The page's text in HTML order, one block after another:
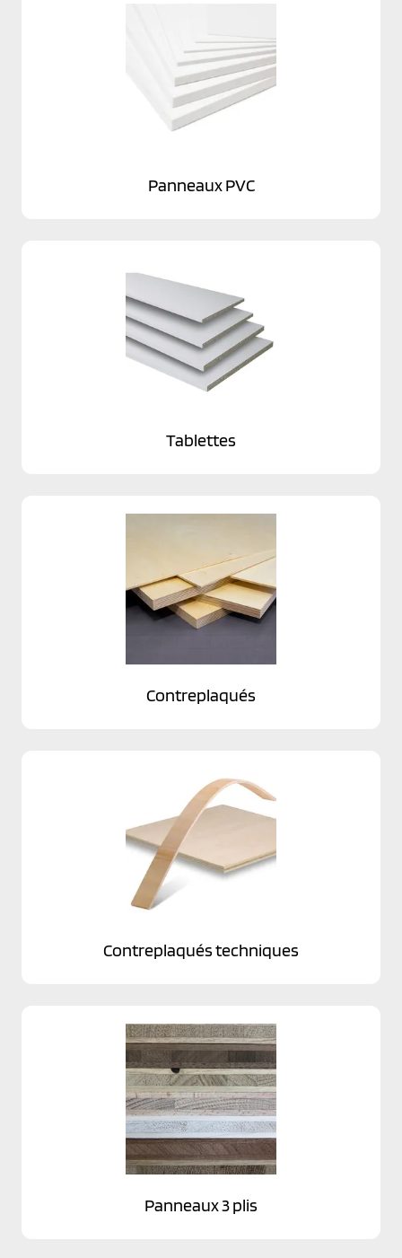
Panneaux PVC
Tablettes
Contreplaqués
Contreplaqués techniques
Panneaux 3 plis